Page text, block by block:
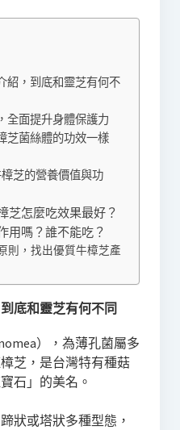
紹，到底和靈芝有何不
全面提升身體保護力
芝菌絲體的功效一樣
芝的營養價值與功
芝怎麼吃效果最好？
用嗎？誰不能吃？
則，找出優質牛樟芝產
底和靈芝有何不同
），為薄孔菌屬多
芝，是台灣特有種菇
石」的美名。
狀或塔狀多種型態，